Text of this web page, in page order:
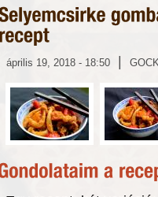
április 19, 2018 - 18:50 |